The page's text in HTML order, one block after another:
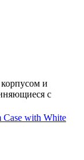
и
с
Case with White